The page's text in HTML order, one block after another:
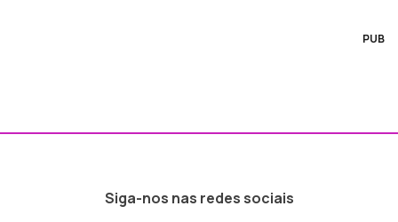
PUB
Siga-nos nas redes sociais